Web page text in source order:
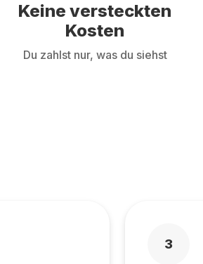
Keine versteckten
Kosten
Du zahlst nur, was du siehst
3